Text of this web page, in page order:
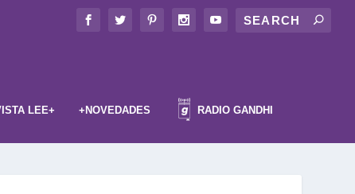
LEE+ +NOVEDADES RADIO GANDHI